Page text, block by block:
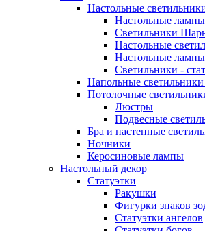
Настольные
Настольные
Светильники
Настольные
Настольные
Светильники -
Напольные
Потолочные
Люстры
Подвесные
Бра и настенные
Ночники
Керосиновые лампы
Настольный декор
Статуэтки
Ракушки
Фигурки знаков
Статуэтки ангелов